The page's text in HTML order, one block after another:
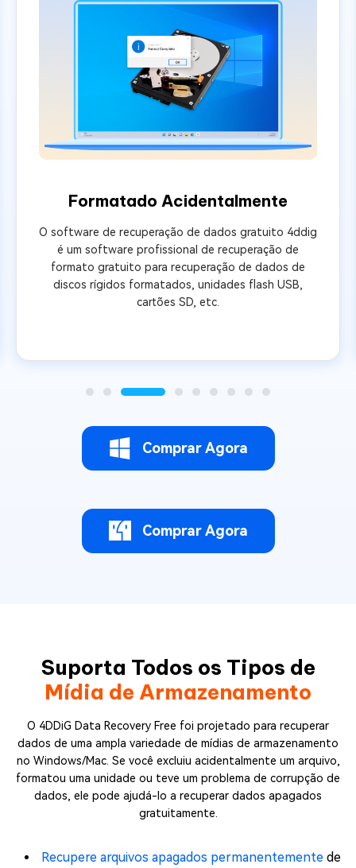
Formatado Acidentalmente
O software de recuperação de dados gratuito 4ddig
é um software profissional de recuperação de
formato gratuito para recuperação de dados de
discos rígidos formatados, unidades flash USB,
cartões SD, etc.
Comprar Agora
Comprar Agora
Suporta Todos os Tipos de
Mídia de Armazenamento
O 4DDiG Data Recovery Free foi projetado para recuperar
dados de uma ampla variedade de mídias de armazenamento
no Windows/Mac. Se você excluiu acidentalmente um arquivo,
formatou uma unidade ou teve um problema de corrupção de
dados, ele pode ajudá-lo a recuperar dados apagados
gratuitamente.
Recupere arquivos apagados permanentementede